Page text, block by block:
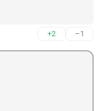
+2 –1